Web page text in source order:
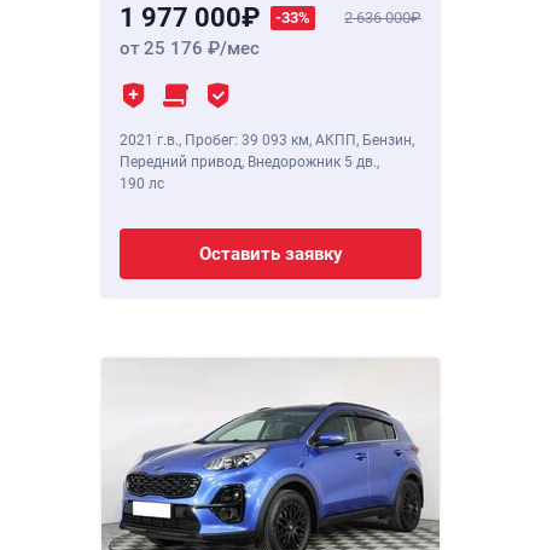
1 977 000 -33% 2 636 000
от 25 176 /мес
2021 г.в., Пробег: 39 093 км, АКПП, Бензин,
Передний привод, Внедорожник 5 дв.,
190 лс
Оставить заявку